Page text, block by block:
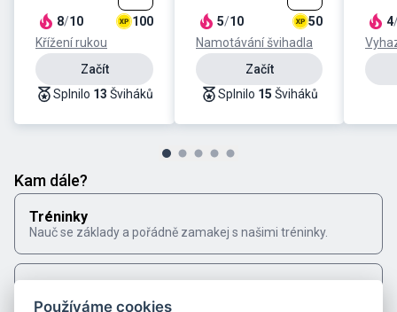
8/10
100
Křížení rukou
Začít
Splnilo 13 Šviháků
5/10
50
Namotávání švihadla
Začít
Splnilo 15 Šviháků
4
Kam dále?
Tréninky
Nauč se základy a pořádně zamakej s našimi tréninky.
Pokoříš naše výzvy?
Používáme cookies